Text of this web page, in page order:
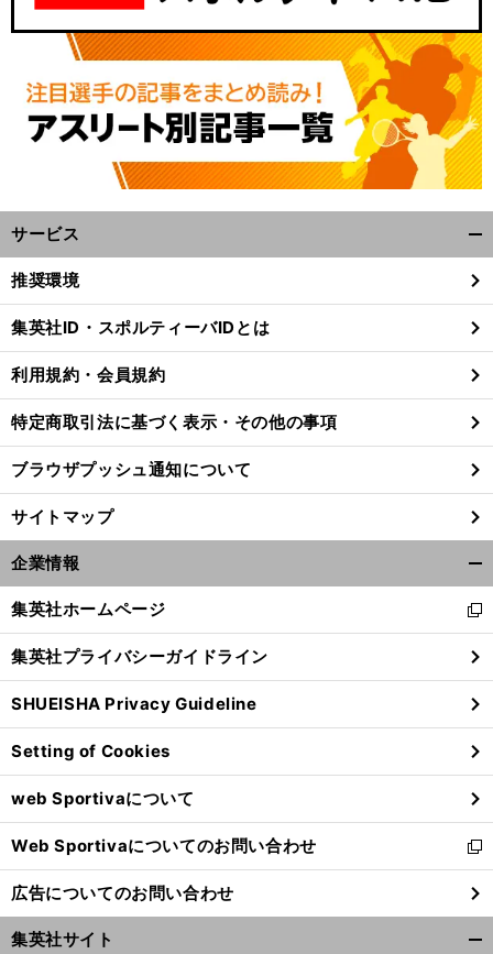
サービス
閉
る
推奨環境
集英社ID・スポルティーバIDとは
利用規約・会員規約
特定商取引法に基づく表示・その他の事項
ブラウザプッシュ通知について
サイトマップ
企業情報
閉
る
集英社ホームページ
新
し
い
ウ
ィ
ン
ド
ウ
で
開
く
集英社プライバシーガイドライン
SHUEISHA Privacy Guideline
Setting of Cookies
web Sportivaについて
Web Sportivaについてのお問い合わせ
新
し
い
ウ
ィ
広告についてのお問い合わせ
集英社サイト